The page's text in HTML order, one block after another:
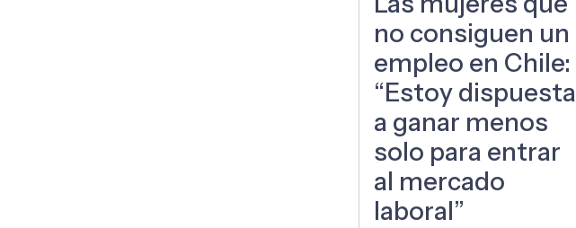
no consiguen un
empleo en Chile:
“Estoy dispuesta
a ganar menos
solo para entrar
al mercado
laboral”